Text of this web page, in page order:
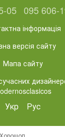
05 095 606-
інформація
версія сайту
Мапа сайту
Укр Рус
Хорошоп